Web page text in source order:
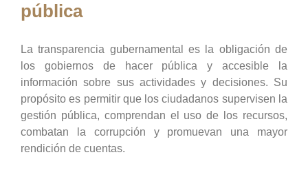
pública
La transparencia gubernamental es la obligación de
los gobiernos de hacer pública y accesible la
información sobre sus actividades y decisiones. Su
propósito es permitir que los ciudadanos supervisen la
gestión pública, comprendan el uso de los recursos,
combatan la corrupción y promuevan una mayor
rendición de cuentas.